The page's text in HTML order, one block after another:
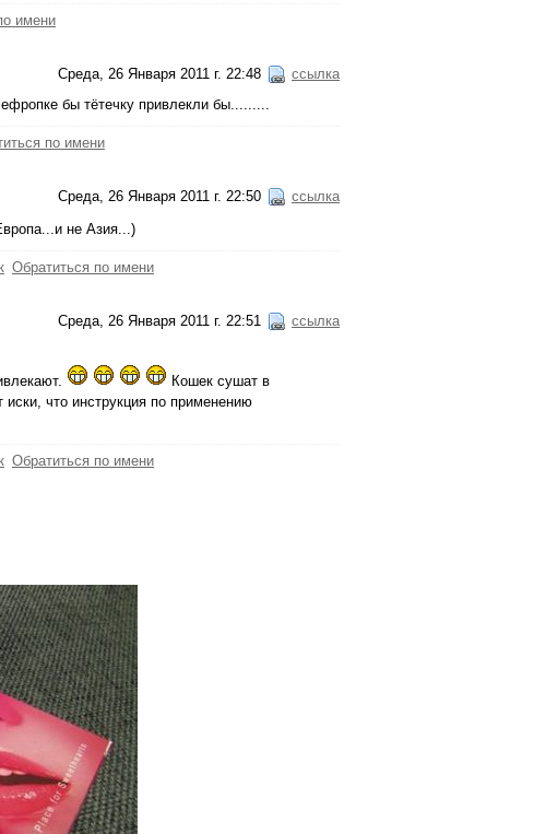
имени
Среда, 26 Января 2011 г. 22:48 ссылка
бы тётечку привлекли бы.........
по имени
Среда, 26 Января 2011 г. 22:50 ссылка
не Азия...)
Обратиться по имени
Среда, 26 Января 2011 г. 22:51 ссылка
Кошек сушат в
что инструкция по применению
Обратиться по имени